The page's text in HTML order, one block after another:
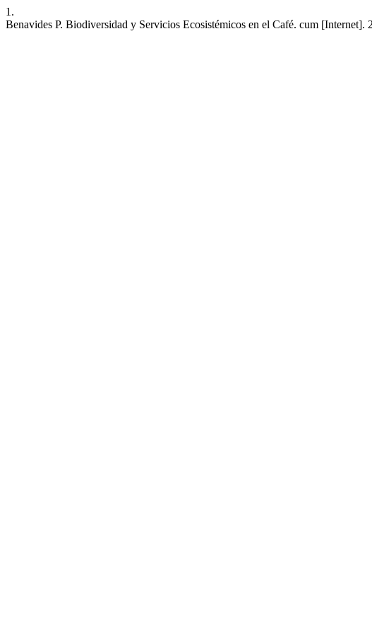
1.
Benavides P. Biodiversidad y Servicios Ecosistémicos en el Café. cum